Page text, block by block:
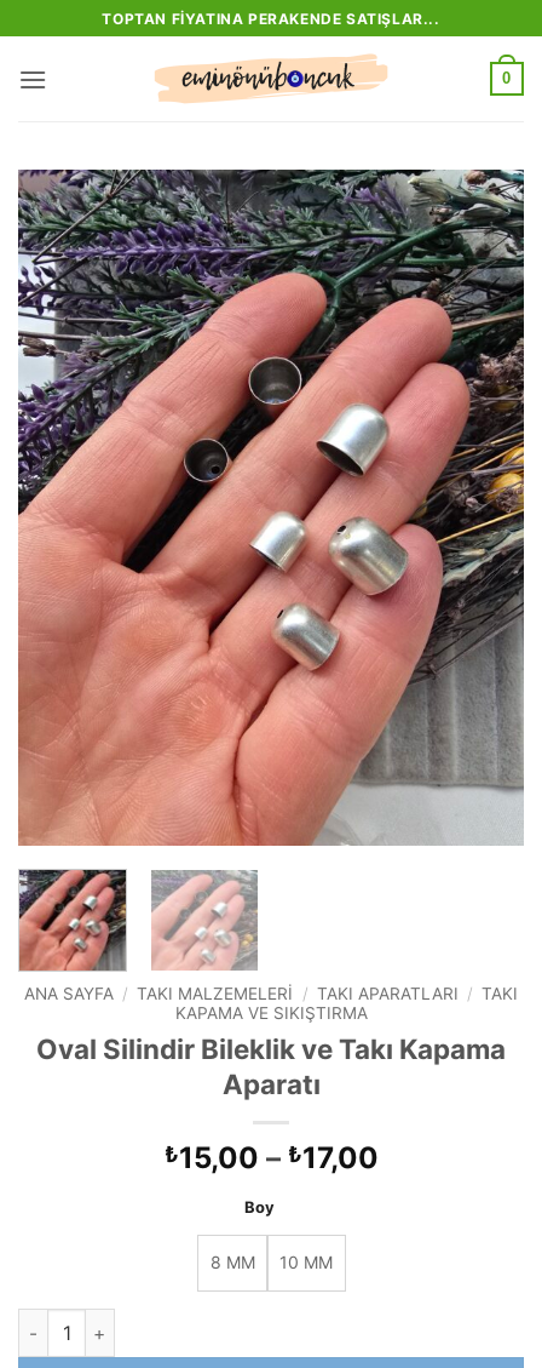
atla
TOPTAN FIYATINA PERAKENDE SATIŞLAR...
0
ANA SAYFA / TAKI MALZEMELERI / TAKI APARATLARI / TAKI
KAPAMA VE SIKIŞTIRMA
Oval Silindir Bileklik ve Takı Kapama
Aparatı
₺15,00 – ₺17,00Fiyat
Boy
8 MM 10 MM
Oval Silindir Bileklik ve Takı Kapama Aparatı adet